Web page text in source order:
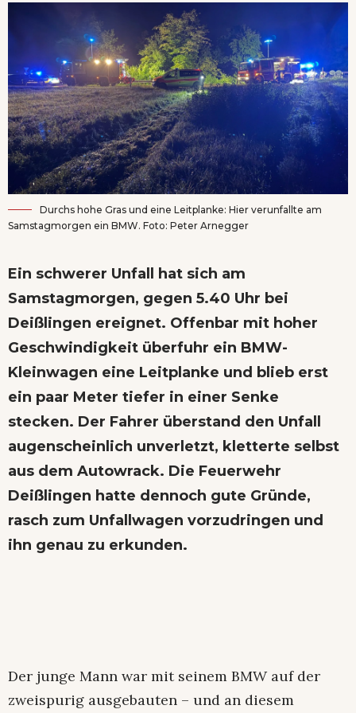
Durchs hohe Gras und eine Leitplanke: Hier verunfallte am
Samstagmorgen ein BMW. Foto: Peter Arnegger
Ein schwerer Unfall hat sich am
Samstagmorgen, gegen 5.40 Uhr bei
Deißlingen ereignet. Offenbar mit hoher
Geschwindigkeit überfuhr ein BMW-
Kleinwagen eine Leitplanke und blieb erst
ein paar Meter tiefer in einer Senke
stecken. Der Fahrer überstand den Unfall
augenscheinlich unverletzt, kletterte selbst
aus dem Autowrack. Die Feuerwehr
Deißlingen hatte dennoch gute Gründe,
rasch zum Unfallwagen vorzudringen und
ihn genau zu erkunden.
Der junge Mann war mit seinem BMW auf der
zweispurig ausgebauten – und an diesem